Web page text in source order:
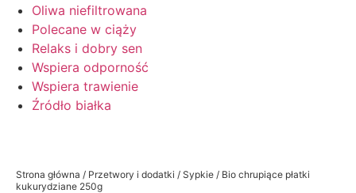
Oliwa niefiltrowana
Polecane w ciąży
Relaks i dobry sen
Wspiera odporność
Wspiera trawienie
Źródło białka
Strona główna / Przetwory i dodatki / Sypkie / Bio chrupiące płatki
kukurydziane 250g